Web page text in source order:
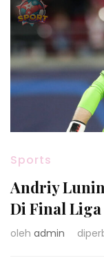
Sports
Andriy
Di Final
oleh admin